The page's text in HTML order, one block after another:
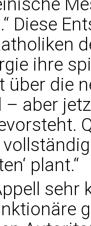
Diese
ihre
über die
aber
plant.“
sehr